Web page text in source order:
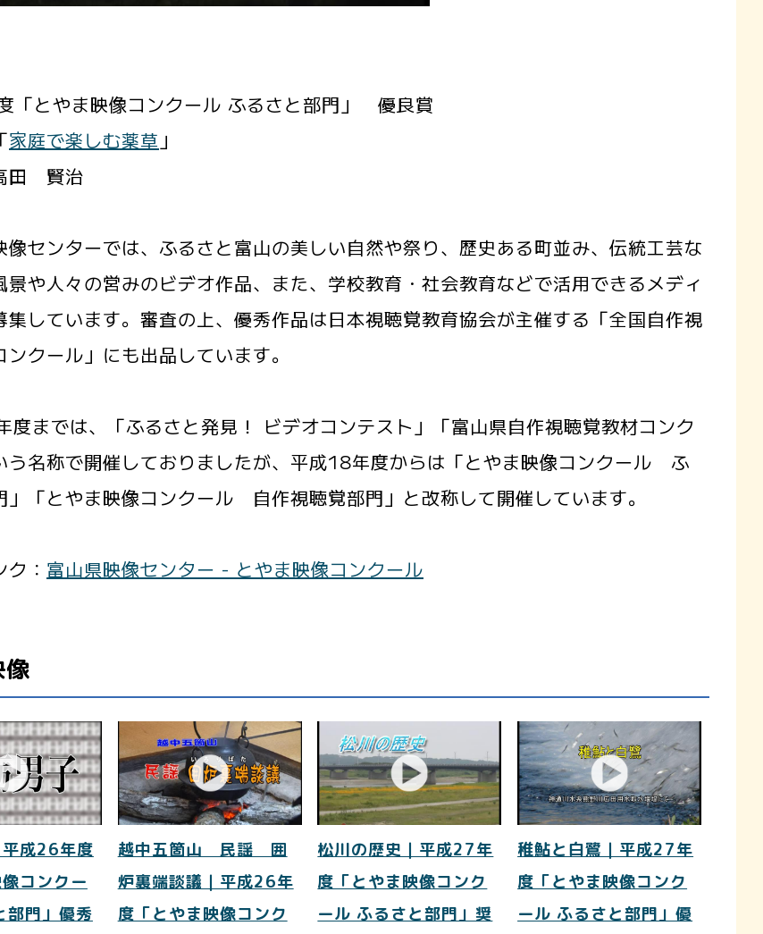
「とやま映像コンクール ふるさと部門」 優良賞
家庭で楽しむ薬草 」
田 賢治
センターでは、ふるさと富山の美しい自然や祭り、歴史ある町並み、伝統工芸な
景や人々の営みのビデオ作品、また、学校教育・社会教育などで活用できるメディ
集しています。審査の上、優秀作品は日本視聴覚教育協会が主催する「全国自作視
クール」にも出品しています。
までは、「ふるさと発見！ ビデオコンテスト」「富山県自作視聴覚教材コンク
う名称で開催しておりましたが、平成18年度からは「とやま映像コンクール ふ
」「とやま映像コンクール 自作視聴覚部門」と改称して開催しています。
： 富山県映像センター - とやま映像コンクール
成26年度
像コンクー
部門」優秀
越中五箇山 民謡 囲
炉裏端談議｜平成26年
度「とやま映像コンク
松川の歴史｜平成27年
度「とやま映像コンク
ール ふるさと部門」奨
稚鮎と白鷺｜平成27年
度「とやま映像コンク
ール ふるさと部門」優